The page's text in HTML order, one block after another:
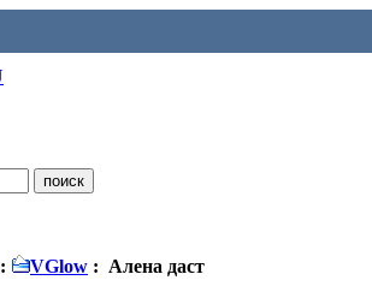
: VGlow : Алена даст